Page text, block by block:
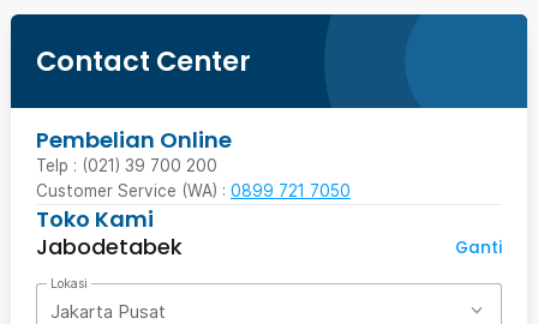
Contact Center
Pembelian Online
Telp : (021) 39 700 200
Customer Service (WA) : 0899 721 7050
Toko Kami
Jabodetabek
Ganti
Lokasi
Jakarta Pusat